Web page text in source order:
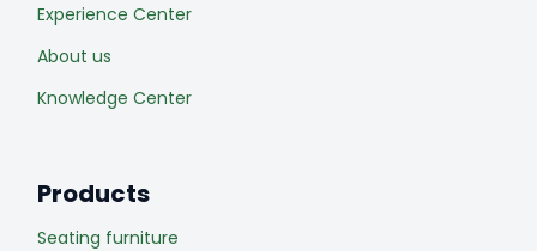
Experience Center
About us
Knowledge Center
Products
Seating furniture